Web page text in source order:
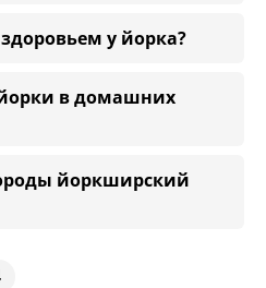
у йорка?
в домашних
йоркширский